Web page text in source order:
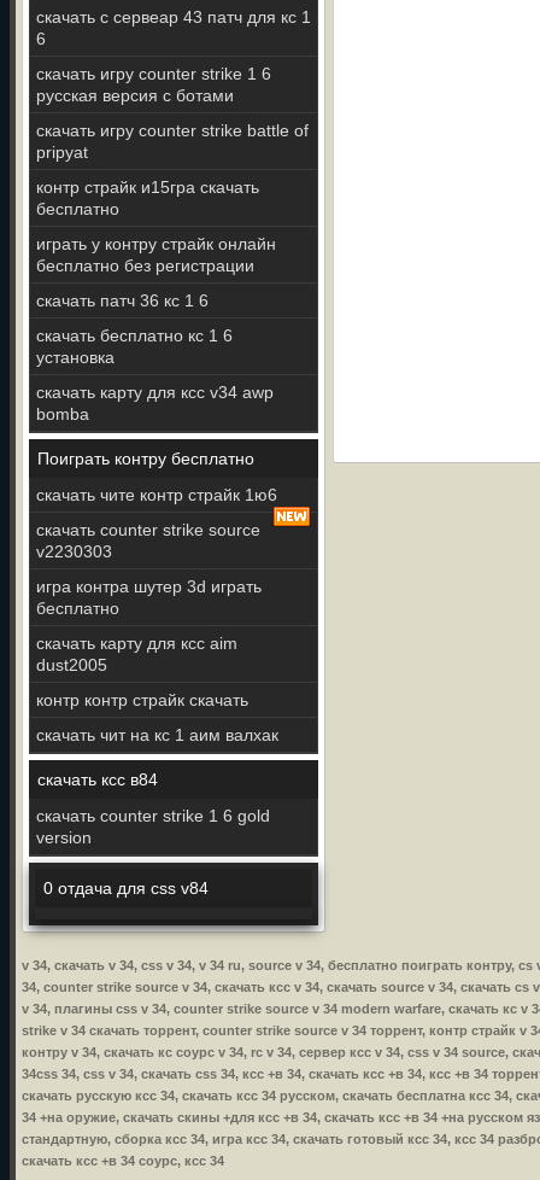
скачать с сервеар 43 патч для кс 1
6
скачать игру counter strike 1 6
русская версия c ботами
скачать игру counter strike battle of
pripyat
контр страйк и15гра скачать
бесплатно
играть у контру страйк онлайн
бесплатно без регистрации
скачать патч 36 кс 1 6
скачать бесплатно кс 1 6
установка
скачать карту для ксс v34 awp
bomba
Поиграть контру бесплатно
скачать чите контр страйк 1ю6
скачать counter strike source
v2230303
игра контра шутер 3d играть
бесплатно
скачать карту для ксс aim
dust2005
контр контр страйк скачать
скачать чит на кс 1 аим валхак
скачать ксс в84
скачать counter strike 1 6 gold
version
0 отдача для css v84
v 34, скачать v 34, css v 34, v 34 ru, source v 34, бесплатно поиграть контру,
34, counter strike source v 34, скачать ксс v 34, скачать source v 34, скачать
v 34, плагины css v 34, counter strike source v 34 modern warfare, скачать кс v
strike v 34 скачать торрент, counter strike source v 34 торрент, контр страйк v
контру v 34, скачать кс соурс v 34, rc v 34, сервер ксс v 34, css v 34 source,
34css 34, css v 34, скачать css 34, ксс +в 34, скачать ксс +в 34, ксс +в 34
скачать русскую ксс 34, скачать ксс 34 русском, скачать бесплатна ксс 34,
34 +на оружие, скачать скины +для ксс +в 34, скачать ксс +в 34 +на русском
стандартную, сборка ксс 34, игра ксс 34, скачать готовый ксс 34, ксс 34
скачать ксс +в 34 соурс, ксс 34